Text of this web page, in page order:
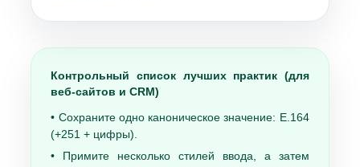
Контрольный список лучших практик (для
веб-сайтов и CRM)
• Сохраните одно каноническое значение: Е.164
(+251 + цифры).
• Примите несколько стилей ввода, а затем